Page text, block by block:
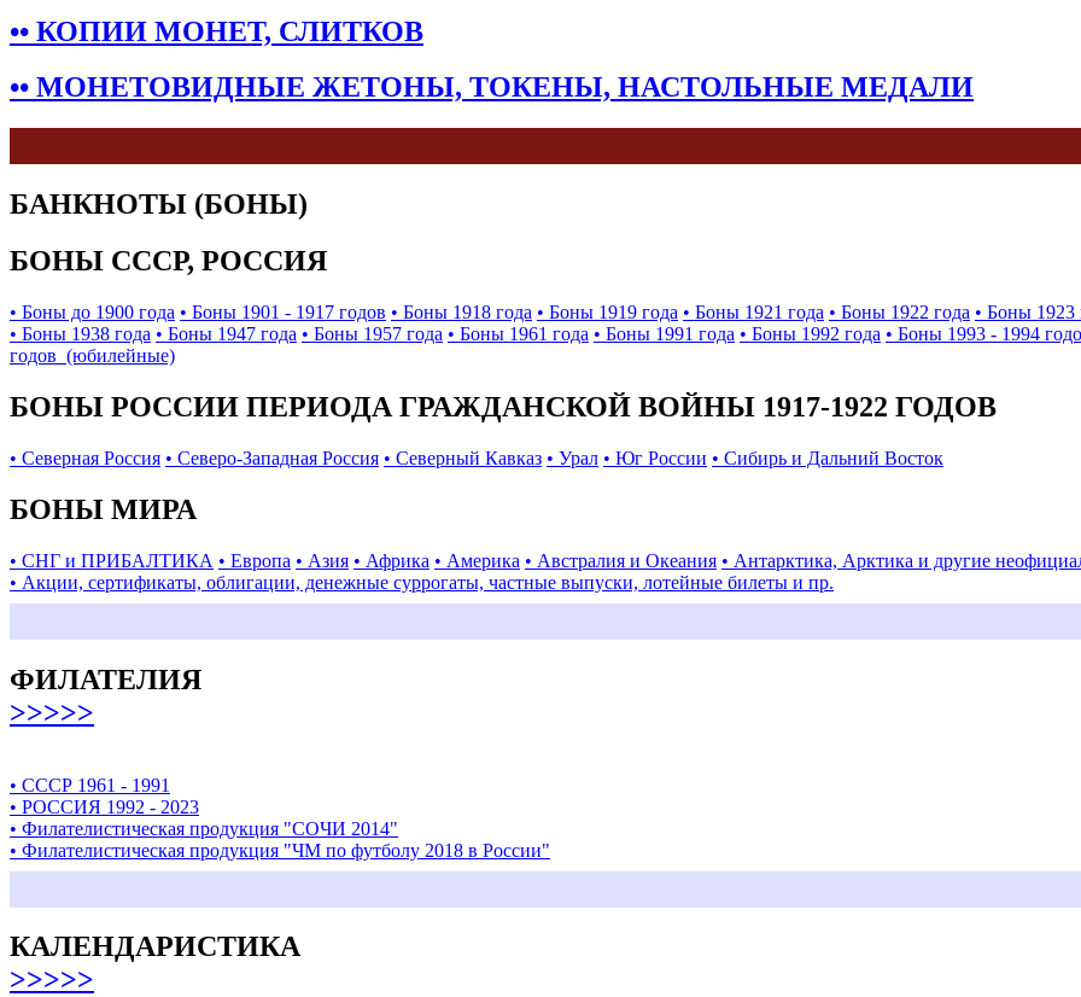
•• КОПИИ МОНЕТ, СЛИТКОВ
•• МОНЕТОВИДНЫЕ ЖЕТОНЫ, ТОКЕНЫ, НАСТОЛЬНЫЕ МЕДАЛИ
БАНКНОТЫ (БОНЫ)
БОНЫ СССР, РОССИЯ
• Боны до 1900 года • Боны 1901 - 1917 годов • Боны 1918 года • Боны 1919 года • Боны 1921 года • Боны 1922 года • Боны 1923
• Боны 1938 года • Боны 1947 года • Боны 1957 года • Боны 1961 года • Боны 1991 года • Боны 1992 года • Боны 1993 - 1994
годов (юбилейные)
БОНЫ РОССИИ ПЕРИОДА ГРАЖДАНСКОЙ ВОЙНЫ 1917-1922 ГОДОВ
• Северная Россия • Северо-Западная Россия • Северный Кавказ • Урал • Юг России • Сибирь и Дальний Восток
БОНЫ МИРА
• СНГ и ПРИБАЛТИКА • Европа • Азия • Африка • Америка • Австралия и Океания • Антарктика, Арктика и другие
• Акции, сертификаты, облигации, денежные суррогаты, частные выпуски, лотейные билеты и пр.
ФИЛАТЕЛИЯ
>>>>>
• СССР 1961 - 1991
• РОССИЯ 1992 - 2023
• Филателистическая продукция "СОЧИ 2014"
• Филателистическая продукция "ЧМ по футболу 2018 в России"
КАЛЕНДАРИСТИКА
>>>>>